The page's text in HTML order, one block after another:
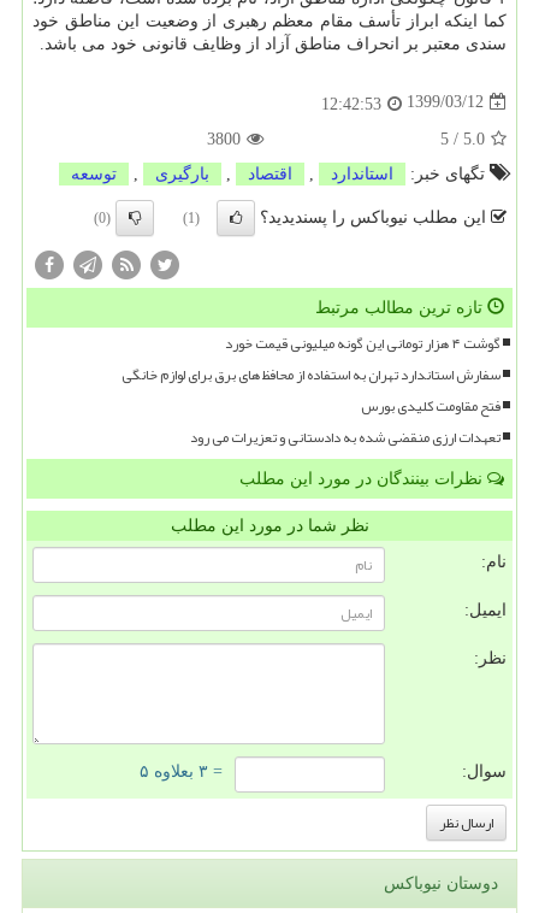
کما اینکه ابراز تأسف مقام معظم رهبری از وضعیت این مناطق خود
سندی معتبر بر انحراف مناطق آزاد از وظایف قانونی خود می باشد.
1399/03/12
12:42:53
5.0
/
5
3800
تگهای خبر:
استاندارد اقتصاد بارگیری توسعه
این مطلب نیوباکس را پسندیدید؟ (1)
(0)
تازه ترین مطالب مرتبط
گوشت ۴ هزار تومانی این گونه میلیونی قیمت خورد
سفارش استاندارد تهران به استفاده از محافظ های برق برای لوازم خانگی
فتح مقاومت کلیدی بورس
تعهدات ارزی منقضی شده به دادستانی و تعزیرات می رود
نظرات بینندگان در مورد این مطلب
نظر شما در مورد این مطلب
نام:
ایمیل:
نظر:
سوال: = ۳ بعلاوه ۵
دوستان نیوباکس